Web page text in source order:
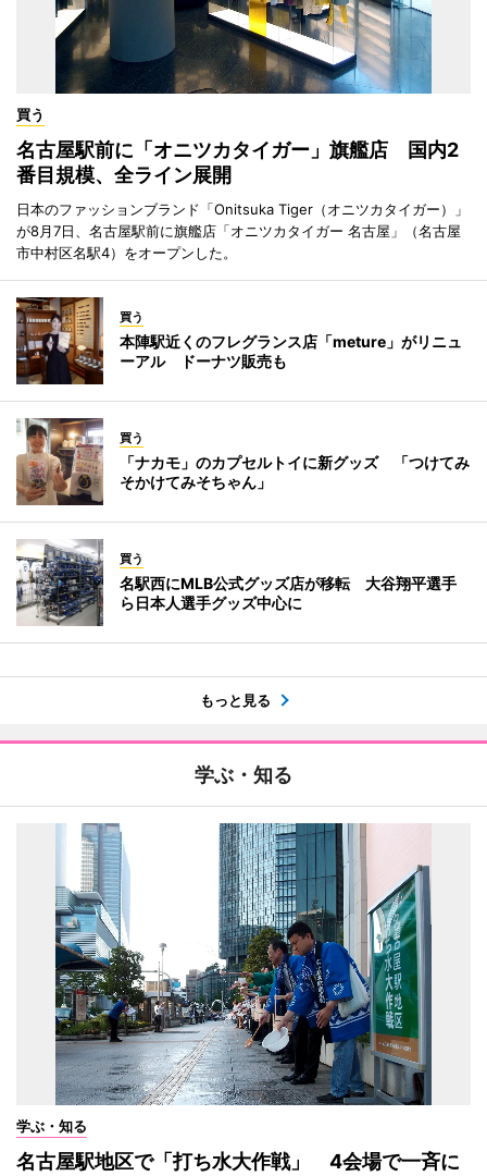
買う
名古屋駅前に「オニツカタイガー」旗艦店 国内2
番目規模、全ライン展開
日本のファッションブランド「Onitsuka Tiger（オニツカタイガー）」
が8月7日、名古屋駅前に旗艦店「オニツカタイガー 名古屋」（名古屋
市中村区名駅4）をオープンした。
買う
本陣駅近くのフレグランス店「meture」がリニュ
ーアル ドーナツ販売も
買う
「ナカモ」のカプセルトイに新グッズ 「つけてみ
そかけてみそちゃん」
買う
名駅西にMLB公式グッズ店が移転 大谷翔平選手
ら日本人選手グッズ中心に
もっと見る
学ぶ・知る
学ぶ・知る
名古屋駅地区で「打ち水大作戦」 4会場で一斉に